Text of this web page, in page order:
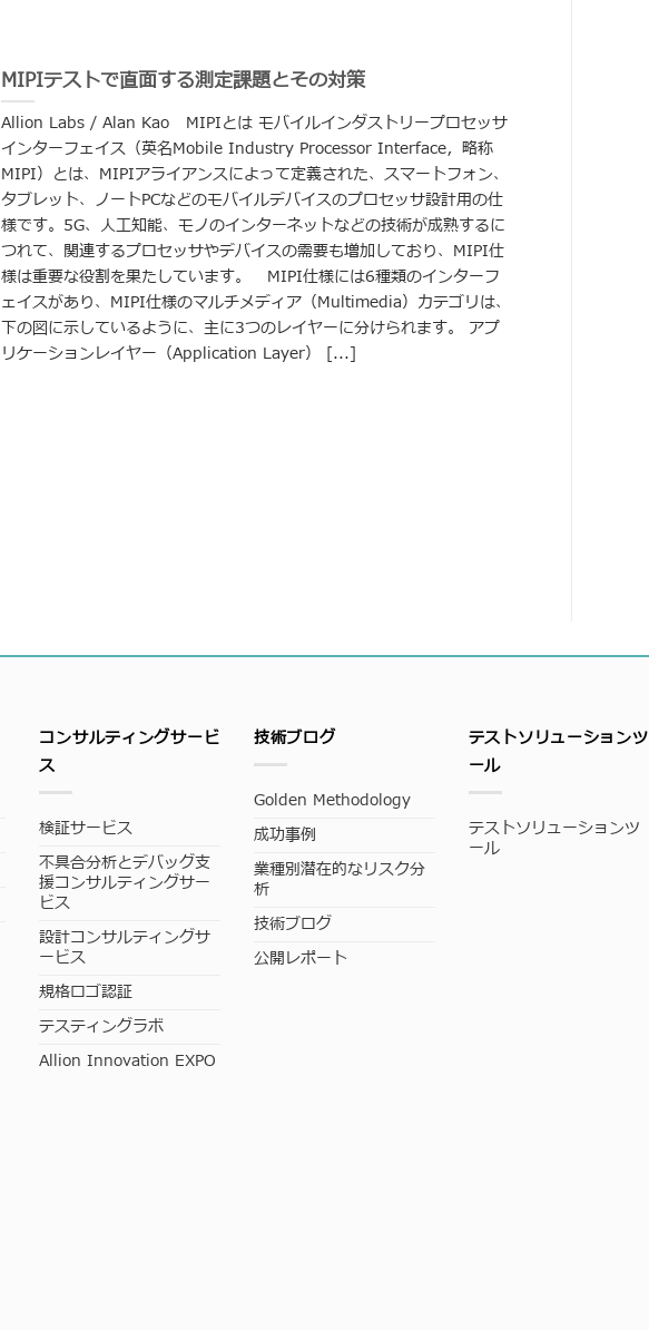
MIPIテストで直面する測定課題とその対策
Allion Labs / Alan Kao MIPIとは モバイルインダストリープロセッサ
インターフェイス（英名Mobile Industry Processor Interface，略称
MIPI）とは、MIPIアライアンスによって定義された、スマートフォン、
タブレット、ノートPCなどのモバイルデバイスのプロセッサ設計用の仕
様です。5G、人工知能、モノのインターネットなどの技術が成熟するに
つれて、関連するプロセッサやデバイスの需要も増加しており、MIPI仕
様は重要な役割を果たしています。 MIPI仕様には6種類のインターフ
ェイスがあり、MIPI仕様のマルチメディア（Multimedia）カテゴリは、
下の図に示しているように、主に3つのレイヤーに分けられます。 アプ
リケーションレイヤー（Application Layer） [...]
コンサルティングサービ
ス
検証サービス
不具合分析とデバッグ支
援コンサルティングサー
ビス
設計コンサルティングサ
ービス
規格ロゴ認証
テスティングラボ
Allion Innovation EXPO
技術ブログ
Golden Methodology
成功事例
業種別潜在的なリスク分
析
技術ブログ
公開レポート
テストソリューションツ
ール
テストソリューションツ
ール